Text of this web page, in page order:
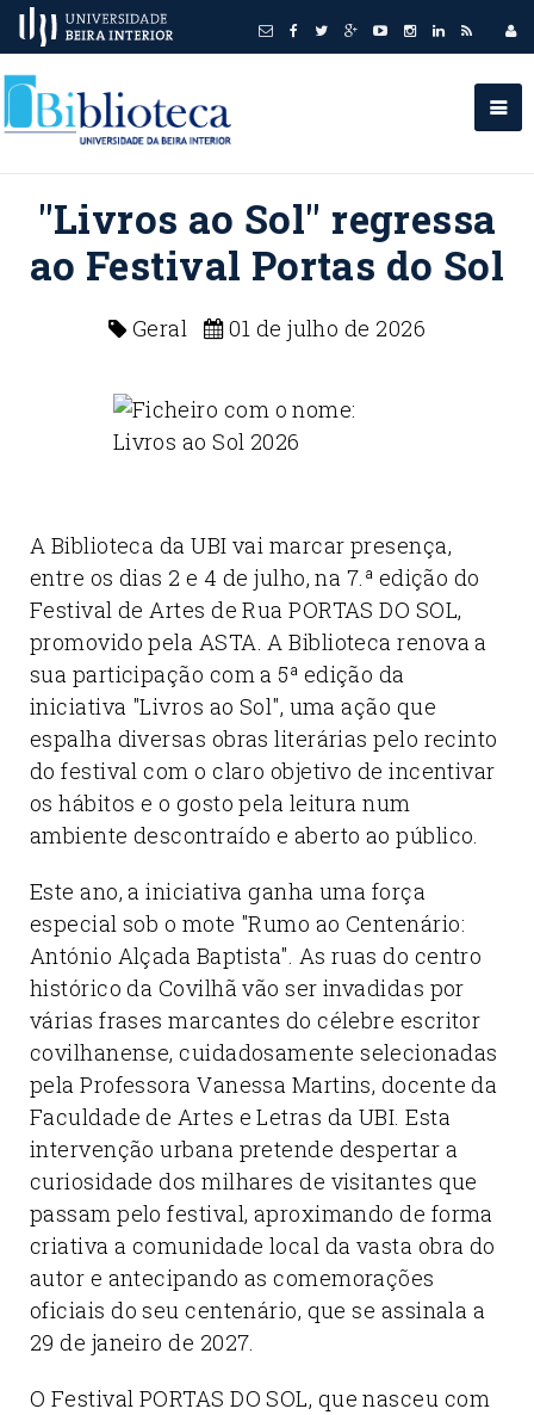
"Livros ao Sol" regressa
ao Festival Portas do Sol
Geral 01 de julho de 2026
A Biblioteca da UBI vai marcar presença,
entre os dias 2 e 4 de julho, na 7.ª edição do
Festival de Artes de Rua PORTAS DO SOL,
promovido pela ASTA. A Biblioteca renova a
sua participação com a 5ª edição da
iniciativa "Livros ao Sol", uma ação que
espalha diversas obras literárias pelo recinto
do festival com o claro objetivo de incentivar
os hábitos e o gosto pela leitura num
ambiente descontraído e aberto ao público.
Este ano, a iniciativa ganha uma força
especial sob o mote "Rumo ao Centenário:
António Alçada Baptista". As ruas do centro
histórico da Covilhã vão ser invadidas por
várias frases marcantes do célebre escritor
covilhanense, cuidadosamente selecionadas
pela Professora Vanessa Martins, docente da
Faculdade de Artes e Letras da UBI. Esta
intervenção urbana pretende despertar a
curiosidade dos milhares de visitantes que
passam pelo festival, aproximando de forma
criativa a comunidade local da vasta obra do
autor e antecipando as comemorações
oficiais do seu centenário, que se assinala a
29 de janeiro de 2027.
O Festival PORTAS DO SOL, que nasceu com